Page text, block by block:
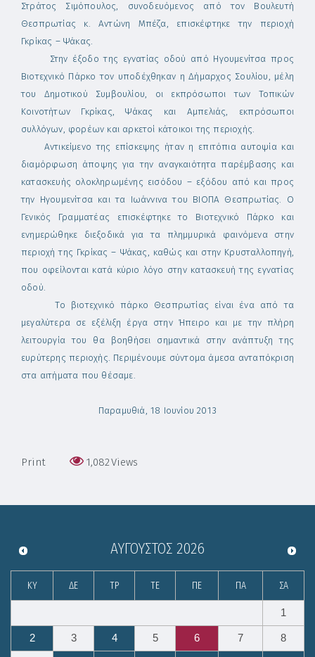
Στράτος Σιμόπουλος, συνοδευόμενος από τον Βουλευτή
Θεσπρωτίας κ. Αντώνη Μπέζα, επισκέφτηκε την περιοχή
Γκρίκας – Ψάκας.
Στην έξοδο της εγνατίας οδού από Ηγουμενίτσα προς
Βιοτεχνικό Πάρκο τον υποδέχθηκαν η Δήμαρχος Σουλίου, μέλη
του Δημοτικού Συμβουλίου, οι εκπρόσωποι των Τοπικών
Κοινοτήτων Γκρίκας, Ψάκας και Αμπελιάς, εκπρόσωποι
συλλόγων, φορέων και αρκετοί κάτοικοι της περιοχής.
Αντικείμενο της επίσκεψης ήταν η επιτόπια αυτοψία και
διαμόρφωση άποψης για την αναγκαιότητα παρέμβασης και
κατασκευής ολοκληρωμένης εισόδου – εξόδου από και προς
την Ηγουμενίτσα και τα Ιωάννινα του ΒΙΟΠΑ Θεσπρωτίας. Ο
Γενικός Γραμματέας επισκέφτηκε το Βιοτεχνικό Πάρκο και
ενημερώθηκε διεξοδικά για τα πλημμυρικά φαινόμενα στην
περιοχή της Γκρίκας – Ψάκας, καθώς και στην Κρυσταλλοπηγή,
που οφείλονται κατά κύριο λόγο στην κατασκευή της εγνατίας
οδού.
Το βιοτεχνικό πάρκο Θεσπρωτίας είναι ένα από τα
μεγαλύτερα σε εξέλιξη έργα στην Ήπειρο και με την πλήρη
λειτουργία του θα βοηθήσει σημαντικά στην ανάπτυξη της
ευρύτερης περιοχής. Περιμένουμε σύντομα άμεσα ανταπόκριση
στα αιτήματα που θέσαμε.
Παραμυθιά, 18 Ιουνίου 2013
Print 1,082Views
ΑΎΓΟΥΣΤΟΣ 2026
ΚΥ ΔΕ ΤΡ ΤΕ ΠΕ ΠΑ ΣΑ
1
2 3 4 5 6 7 8